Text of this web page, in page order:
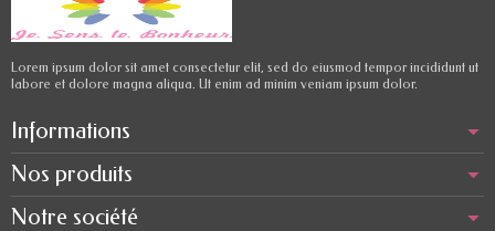
Lorem ipsum dolor sit amet consectetur elit, sed do eiusmod tempor incididunt ut
labore et dolore magna aliqua. Ut enim ad minim veniam ipsum dolor.
Informations
Nos produits
Notre société